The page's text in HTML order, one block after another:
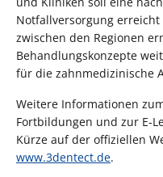
Notfallversorgung
zwischen den Regionen
Behandlungskonzepte
für die zahnmedizinische
Weitere Informationen
Fortbildungen und zur E-
Kürze auf der offiziellen
www.3dentect.de.